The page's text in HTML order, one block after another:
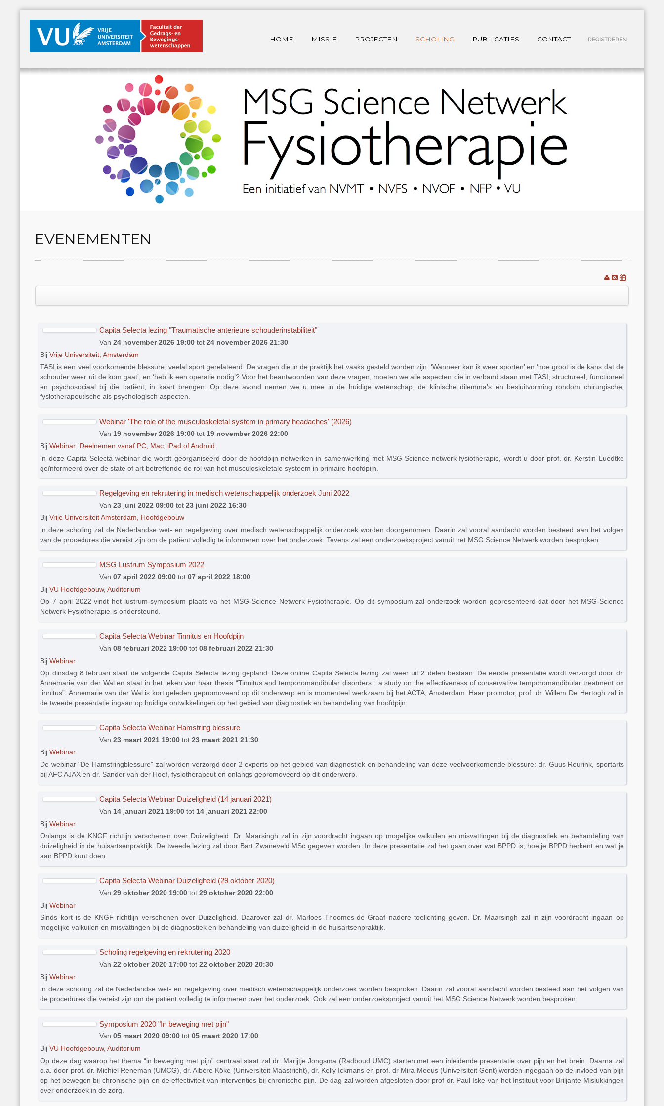
HOME MISSIE PROJECTEN SCHOLING PUBLICATIES CONTACT REGISTREREN
EVENEMENTEN
Capita Selecta lezing "Traumatische anterieure schouderinstabiliteit"
Van24 november 2026 19:00 tot24 november 2026 21:30
BijVrije Universiteit, Amsterdam
TASI is een veel voorkomende blessure, veelal sport gerelateerd. De vragen die in de praktijk het vaaks gesteld worden zijn: ‘Wanneer kan ik weer sporten’ en ‘hoe groot is de kans dat de
schouder weer uit de kom gaat’, en ‘heb ik een operatie nodig’? Voor het beantwoorden van deze vragen, moeten we alle aspecten die in verband staan met TASI; structureel, functioneel
en psychosociaal bij die patiënt, in kaart brengen. Op deze avond nemen we u mee in de huidige wetenschap, de klinische dilemma’s en besluitvorming rondom chirurgische,
fysiotherapeutische als psychologisch aspecten.
Webinar 'The role of the musculoskeletal system in primary headaches' (2026)
Van 19 november 2026 19:00 tot 19 november 2026 22:00
BijWebinar: Deelnemen vanaf PC, Mac, iPad of Android
In deze Capita Selecta webinar die wordt georganiseerd door de hoofdpijn netwerken in samenwerking met MSG Science netwerk fysiotherapie, wordt u door prof. dr. Kerstin Luedtke
geïnformeerd over de state of art betreffende de rol van het musculoskeletale systeem in primaire hoofdpijn.
Regelgeving en rekrutering in medisch wetenschappelijk onderzoek Juni 2022
Van23 juni 2022 09:00 tot23 juni 2022 16:30
BijVrije Universiteit Amsterdam, Hoofdgebouw
In deze scholing zal de Nederlandse wet- en regelgeving over medisch wetenschappelijk onderzoek worden doorgenomen. Daarin zal vooral aandacht worden besteed aan het volgen
van de procedures die vereist zijn om de patiënt volledig te informeren over het onderzoek. Tevens zal een onderzoeksproject vanuit het MSG Science Netwerk worden besproken.
MSG Lustrum Symposium 2022
Van07 april 2022 09:00 tot07 april 2022 18:00
BijVU Hoofdgebouw, Auditorium
Op 7 april 2022 vindt het lustrum-symposium plaats va het MSG-Science Netwerk Fysiotherapie. Op dit symposium zal onderzoek worden gepresenteerd dat door het MSG-Science
Netwerk Fysiotherapie is ondersteund.
Capita Selecta Webinar Tinnitus en Hoofdpijn
Van08 februari 2022 19:00 tot08 februari 2022 21:30
BijWebinar
Op dinsdag 8 februari staat de volgende Capita Selecta lezing gepland. Deze online Capita Selecta lezing zal weer uit 2 delen bestaan. De eerste presentatie wordt verzorgd door dr.
Annemarie van der Wal en staat in het teken van haar thesis “Tinnitus and temporomandibular disorders : a study on the effectiveness of conservative temporomandibular treatment on
tinnitus”. Annemarie van der Wal is kort geleden gepromoveerd op dit onderwerp en is momenteel werkzaam bij het ACTA, Amsterdam. Haar promotor, prof. dr. Willem De Hertogh zal in
de tweede presentatie ingaan op huidige ontwikkelingen op het gebied van diagnostiek en behandeling van hoofdpijn.
Capita Selecta Webinar Hamstring blessure
Van23 maart 2021 19:00 tot23 maart 2021 21:30
BijWebinar
De webinar "De Hamstringblessure" zal worden verzorgd door 2 experts op het gebied van diagnostiek en behandeling van deze veelvoorkomende blessure: dr. Guus Reurink, sportarts
bij AFC AJAX en dr. Sander van der Hoef, fysiotherapeut en onlangs gepromoveerd op dit onderwerp.
Capita Selecta Webinar Duizeligheid (14 januari 2021)
Van 14 januari 2021 19:00 tot 14 januari 2021 22:00
BijWebinar
Onlangs is de KNGF richtlijn verschenen over Duizeligheid. Dr. Maarsingh zal in zijn voordracht ingaan op mogelijke valkuilen en misvattingen bij de diagnostiek en behandeling van
duizeligheid in de huisartsenpraktijk. De tweede lezing zal door Bart Zwaneveld MSc gegeven worden. In deze presentatie zal het gaan over wat BPPD is, hoe je BPPD herkent en wat je
aan BPPD kunt doen.
Capita Selecta Webinar Duizeligheid (29 oktober 2020)
Van29 oktober 2020 19:00 tot29 oktober 2020 22:00
BijWebinar
Sinds kort is de KNGF richtlijn verschenen over Duizeligheid. Daarover zal dr. Marloes Thoomes-de Graaf nadere toelichting geven. Dr. Maarsingh zal in zijn voordracht ingaan op
mogelijke valkuilen en misvattingen bij de diagnostiek en behandeling van duizeligheid in de huisartsenpraktijk.
Scholing regelgeving en rekrutering 2020
Van22 oktober 2020 17:00 tot22 oktober 2020 20:30
BijWebinar
In deze scholing zal de Nederlandse wet- en regelgeving over medisch wetenschappelijk onderzoek worden besproken. Daarin zal vooral aandacht worden besteed aan het volgen van
de procedures die vereist zijn om de patiënt volledig te informeren over het onderzoek. Ook zal een onderzoeksproject vanuit het MSG Science Netwerk worden besproken.
Symposium 2020 "In beweging met pijn"
Van05 maart 2020 09:00 tot05 maart 2020 17:00
BijVU Hoofdgebouw, Auditorium
Op deze dag waarop het thema “in beweging met pijn” centraal staat zal dr. Marijtje Jongsma (Radboud UMC) starten met een inleidende presentatie over pijn en het brein. Daarna zal
o.a. door prof. dr. Michiel Reneman (UMCG), dr. Albère Köke (Universiteit Maastricht), dr. Kelly Ickmans en prof. dr Mira Meeus (Universiteit Gent) worden ingegaan op de invloed van pijn
op het bewegen bij chronische pijn en de effectiviteit van interventies bij chronische pijn. De dag zal worden afgesloten door prof dr. Paul Iske van het Instituut voor Briljante Mislukkingen
over onderzoek in de zorg.